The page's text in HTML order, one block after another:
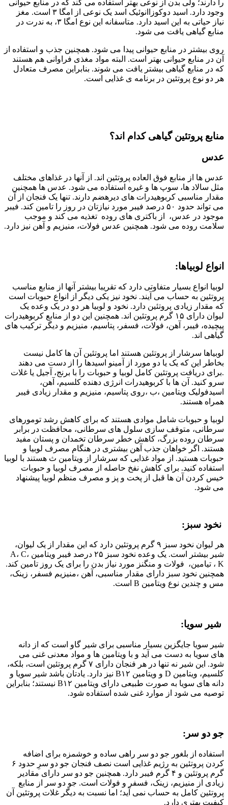
را دارند؛ ولی بدن از نوعی بهتر استفاده می کند که در منابع حیوانی
وجود دارد. اسید دوکوزاانوئیک اسد یک نوعی از امگا ۳ است. مغز
نیاز حیاتی به این اسید دارد. متاسفانه این نوع امگا ۳، به ندرت در
منابع گیاهی یافت می شود.
روی بیشتر در منابع حیوانی پیدا می شود. همچنین جذب و استفاده از
آن در منابع حیوانی بهتر است. البته مواد مغذی فراوانی هم هستند
که در منابع گیاهی بیشتر یافت می شوند. بنابراین مصرف متعادل
هر دو نوع پروتئین در برنامه ی غذایی است.
منابع پروتئین گیاهی کدام اند؟
عدس
عدس ها از منابع فوق العاده پروتئین اند. از آنها در غذاهای مختلف
مثل سالاد ها، سوپ ها و غیره استفاده می شود. عدس ها همچنین
مقدار مناسبی کربوهیدرات های دیرهضم دارند. تنها یک فنجان از آن
می تواند حدود ۵۰ درصد فیبر مورد نیازتان در روز را تامین کند. فیبر
موجود در عدس، از باکتری های روده تغذیه می کند و موجب
سلامت روده می شود. همچنین عدس فولات، منیزیم و آهن نیز دارد.
انواع لوبیاها:
لوبيا انواع بسیار متفاوتی دارد که تقریبا بیشتر آنها از منابع مناسب
پروتئین به حساب می آیند. نخود نیز یکی دیگر از انواع حبوبات است
که مقدار زیادی پروتئین دارد. نخود و لوبیا هر دو در یک وعده یک
لیوان دارای ۱۵ گرم پروتئین اند. همچنین این دو از منابع كربوهيدرات
پیچیده، فیبر، آهن، فولات، فسفر، پتاسیم، منیزیم و دیگر ترکیب های
گیاهی اند.
لوبیاها سرشار از پروتئین هستند اما پروتئین آن ها کامل نیست
بخاطر این که یک یا دو مورد از آمینو اسیدها را از دست می دهند
.برای دریافت پروتئین کامل لوبیا و حبوبات را با برنج، آجیل یا غلات
سرو کنید. آن ها با کربوهیدرات انرژی دهنده کلسیم، آهن،
اسیدفولیک ویتامین ،ب ،روی پتاسیم، منیزیم و مقدار زیادی فیبر
همراه هستند.
لوبيا و حبوبات شامل موادی هستند که برای کاهش رشد تومورهای
سرطانی، متوقف سازی سلول های سرطانی، محافظت در برابر
سرطان روده بزرگ، کاهش خطر سرطان تخمدان و پستان مفید
هستند. اگر خواهان جذب آهن بیشتری در هنگام مصرف لوبیا و
حبوبات هستید. از مواد غذایی که سرشار از ویتامین ث هستند با لوبیا
استفاده کنید. برای کاهش نفخ حاصله از مصرف لوبيا و حبوبات
خیس کردن آن ها قبل از پخت و پز و مصرف منظم لوبیا پیشنهاد
می شود.
نخود سبز:
هر لیوان نخود سبز ۹ گرم پروتئین دارد که این مقدار از یک لیوان،
شیر بیشتر است. یک وعده نخود سبز ۲۵ درصد فیبر ویتامین A، C،
K ، تیامین، فولات و منگنز مورد نیاز بدن را برای یک روز تامین کند.
همچنین نخود سبز دارای مقدار مناسبی، آهن ،منیزیم فسفر، زینک،
مس و چندین نوع ویتامین B است.
شیر سویا:
شیر سویا جایگزین بسیار مناسبی برای شیر گاو است که از دانه
های سویا به دست می آید و با ویتامین ها و مواد معدنی غنی می
شود. این شیر نه تنها در هر فنجان دارای ۷ گرم پروتئین است، بلکه،
کلسیم، ویتامین D و ویتامین B۱۲ نیز دارد. یادتان باشد شیر سویا و
دانه های سویا به صورت طبیعی دارای ویتامین B۱۲ نیستند؛ بنابراین
توصیه می شود از موارد غنی شده استفاده شود.
جو دو سر:
استفاده از بلغور جو دو سر راهی ساده و خوشمزه برای اضافه
کردن پروتئین به رژیم غذایی است نصف فنجان جو دو سرِ حدود ۶
گرم پروتئین و ۴ گرم فیبر دارد. همچنین جو دو سر دارای مقادیر
زیادی از منیزیم، زینک، فسفر و فولات است. جو دو سر از منابع
پروتئین کامل به حساب نمی آید؛ اما نسبت به دیگر غلات پروتئین آن
کیفیت بهتری دارد.